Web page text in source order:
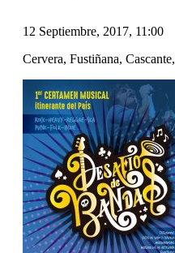
12 Septiembre, 2017, 11:00
Cervera, Fustiñana, Cascante,